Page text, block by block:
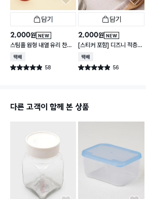
담기
NEW
2,000원
스팀홀 원형 내열 유리 찬통
1 L
택배배송
별점 4.9점 58
건 작성
담기
NEW
2,000원
[스티커 포함] 디즈니 적층
가능한 말랑핏 2.7 L 아이보
택배배송
별점 4.9점 56
건 작성
다른 고객이 함께 본 상품